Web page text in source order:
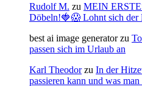
Rudolf M. zu MEIN
Döbeln!🍓😱 Lohnt sich
best ai image generatorzu
passen sich im Urlaub an
Karl Theodorzu In der
passieren kann und was